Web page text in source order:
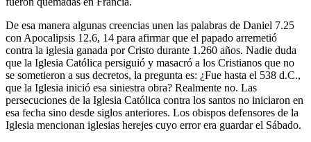
De esa manera algunas creencias unen las palabras de Daniel 7.25
con Apocalipsis 12.6, 14 para afirmar que el papado arremetió
contra la iglesia ganada por Cristo durante 1.260 años. Nadie duda
que la Iglesia Católica persiguió y masacró a los Cristianos que no
se sometieron a sus decretos, la pregunta es: ¿Fue hasta el 538 d.C.,
que la Iglesia inició esa siniestra obra? Realmente no. Las
persecuciones de la Iglesia Católica contra los santos no iniciaron en
esa fecha sino desde siglos anteriores. Los obispos defensores de la
Iglesia mencionan iglesias herejes cuyo error era guardar el Sábado.